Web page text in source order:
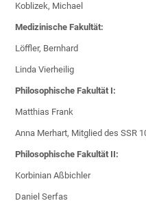
Koblizek, Michael
Medizinische Fakultät:
Löffler, Bernhard
Linda Vierheilig
Philosophische Fakultät I:
Matthias Frank
Anna Merhart, Mitglied des SSR
Philosophische Fakultät II:
Korbinian Aßbichler
Daniel Serfas